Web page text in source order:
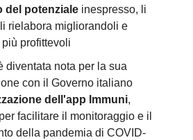
del potenziale inespresso, li
rielabora migliorandoli e
profittevoli
diventata nota per la sua
con il Governo italiano
dell'app Immuni,
facilitare il monitoraggio e il
della pandemia di COVID-